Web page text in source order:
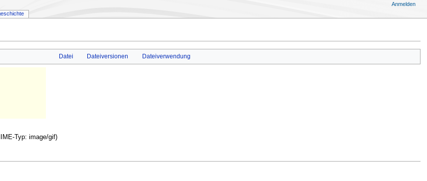
Datei Dateiversionen Dateiverwendung
Typ: image/gif)
Anmelden